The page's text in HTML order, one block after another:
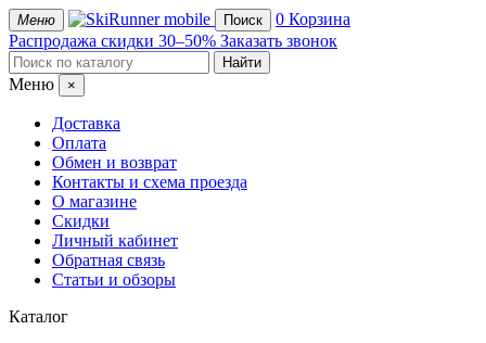
Меню mobile Поиск 0 Корзина
Распродажа скидки 30–50% Заказать звонок
Меню ×
Доставка
Оплата
Обмен и возврат
Контакты и схема проезда
О магазине
Скидки
Личный кабинет
Обратная связь
Статьи и обзоры
Каталог